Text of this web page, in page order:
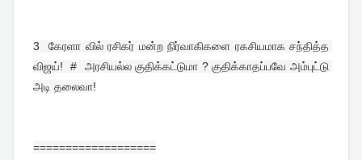
3 கேரளா வில் ரசிகர் மன்ற நிர்வாகிகளை ரகசியமாக சந்தித்த
விஜய்!  #  அரசியல்ல குதிக்கட்டுமா ? குதிக்காதப்பவே அம்புட்டு
அடி தலைவா!
===================